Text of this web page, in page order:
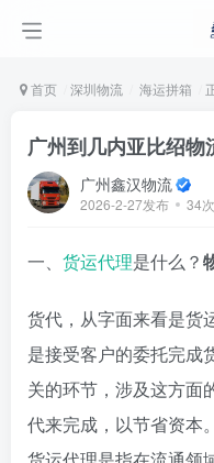
首页 深圳物流 海运拼箱
广州到几内亚比绍物
广州鑫汉物流
2026-2-27发布 34
一、 货运代理是什么？
货代，从字面来看是货
是接受客户的委托完成
关的环节，涉及这方面
代来完成，以节省资本